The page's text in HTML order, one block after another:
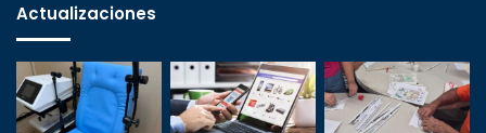
Actualizaciones